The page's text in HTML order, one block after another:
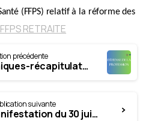
(FFPS) relatif à la réforme des
RETRAITE
précédente
aides économiques-récapitulatif au 11 juin
suivante
grève et manifestation du 30 juin Ségur de la Santé